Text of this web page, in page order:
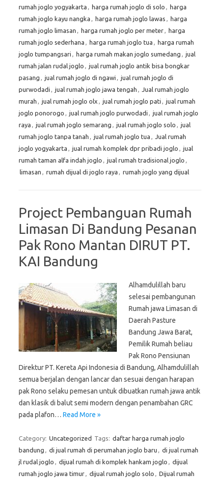
rumah joglo yogyakarta , harga rumah joglo di solo , harga
rumah joglo kayu nangka , harga rumah joglo lawas , harga
rumah joglo limasan , harga rumah joglo per meter, harga
rumah joglo sederhana , harga rumah joglo tua , harga rumah
joglo tumpangsari , harga rumah makan joglo sumedang , jual
rumah jalan rudal joglo , jual rumah joglo antik bisa bongkar
pasang , jual rumah joglo di ngawi , jual rumah joglo di
purwodadi , jual rumah joglo jawa tengah , Jual rumah joglo
murah , jual rumah joglo olx , jual rumah joglo pati , jual rumah
joglo ponorogo , jual rumah joglo purwodadi , jual rumah joglo
raya , jual rumah joglo semarang , jual rumah joglo solo , jual
rumah joglo tanpa tanah , jual rumah joglo tua , Jual rumah
joglo yogyakarta , jual rumah komplek dpr pribadi joglo , jual
rumah taman alfa indah joglo , jual rumah tradisional joglo ,
limasan , rumah dijual di joglo raya , rumah joglo yang dijual
Project Pembanguan Rumah
Limasan Di Bandung Pesanan
Pak Rono Mantan DIRUT PT.
KAI Bandung
Alhamdulillah baru
selesai pembangunan
Rumah jawa Limasan di
Daerah Pasture
Bandung Jawa Barat,
Pemilik Rumah beliau
Pak Rono Pensiunan
Direktur PT. Kereta Api Indonesia di Bandung, Alhamdulillah
semua berjalan dengan lancar dan sesuai dengan harapan
pak Rono selaku pemesan untuk dibuatkan rumah jawa antik
dan klasik di balut semi modern dengan penambahan GRC
pada plafon… Read More »
Category: Uncategorized Tags: daftar harga rumah joglo
bandung , di jual rumah di perumahan joglo baru , di jual rumah
jl rudal joglo , dijual rumah di komplek hankam joglo , dijual
rumah joglo jawa timur, dijual rumah joglo solo , Dijual rumah